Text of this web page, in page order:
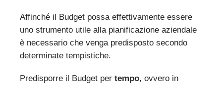
Affinché il Budget possa effettivamente essere
uno strumento utile alla pianificazione aziendale
è necessario che venga predisposto secondo
determinate tempistiche.
Predisporre il Budget per tempo, ovvero in